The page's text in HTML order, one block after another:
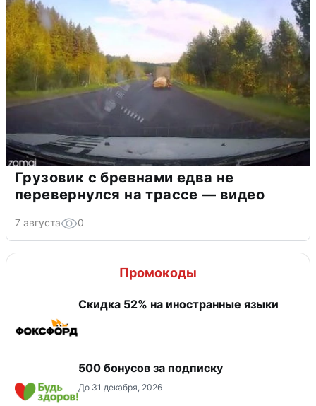
Грузовик с бревнами едва не
перевернулся на трассе — видео
7 августа 0
Промокоды
Скидка 52% на иностранные языки
500 бонусов за подписку
До 31 декабря, 2026